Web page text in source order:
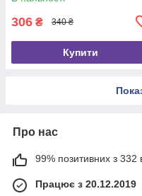
306 ₴ 340 ₴
Купити
Про нас
99% позитивних з 332
Працює з 20.12.2019